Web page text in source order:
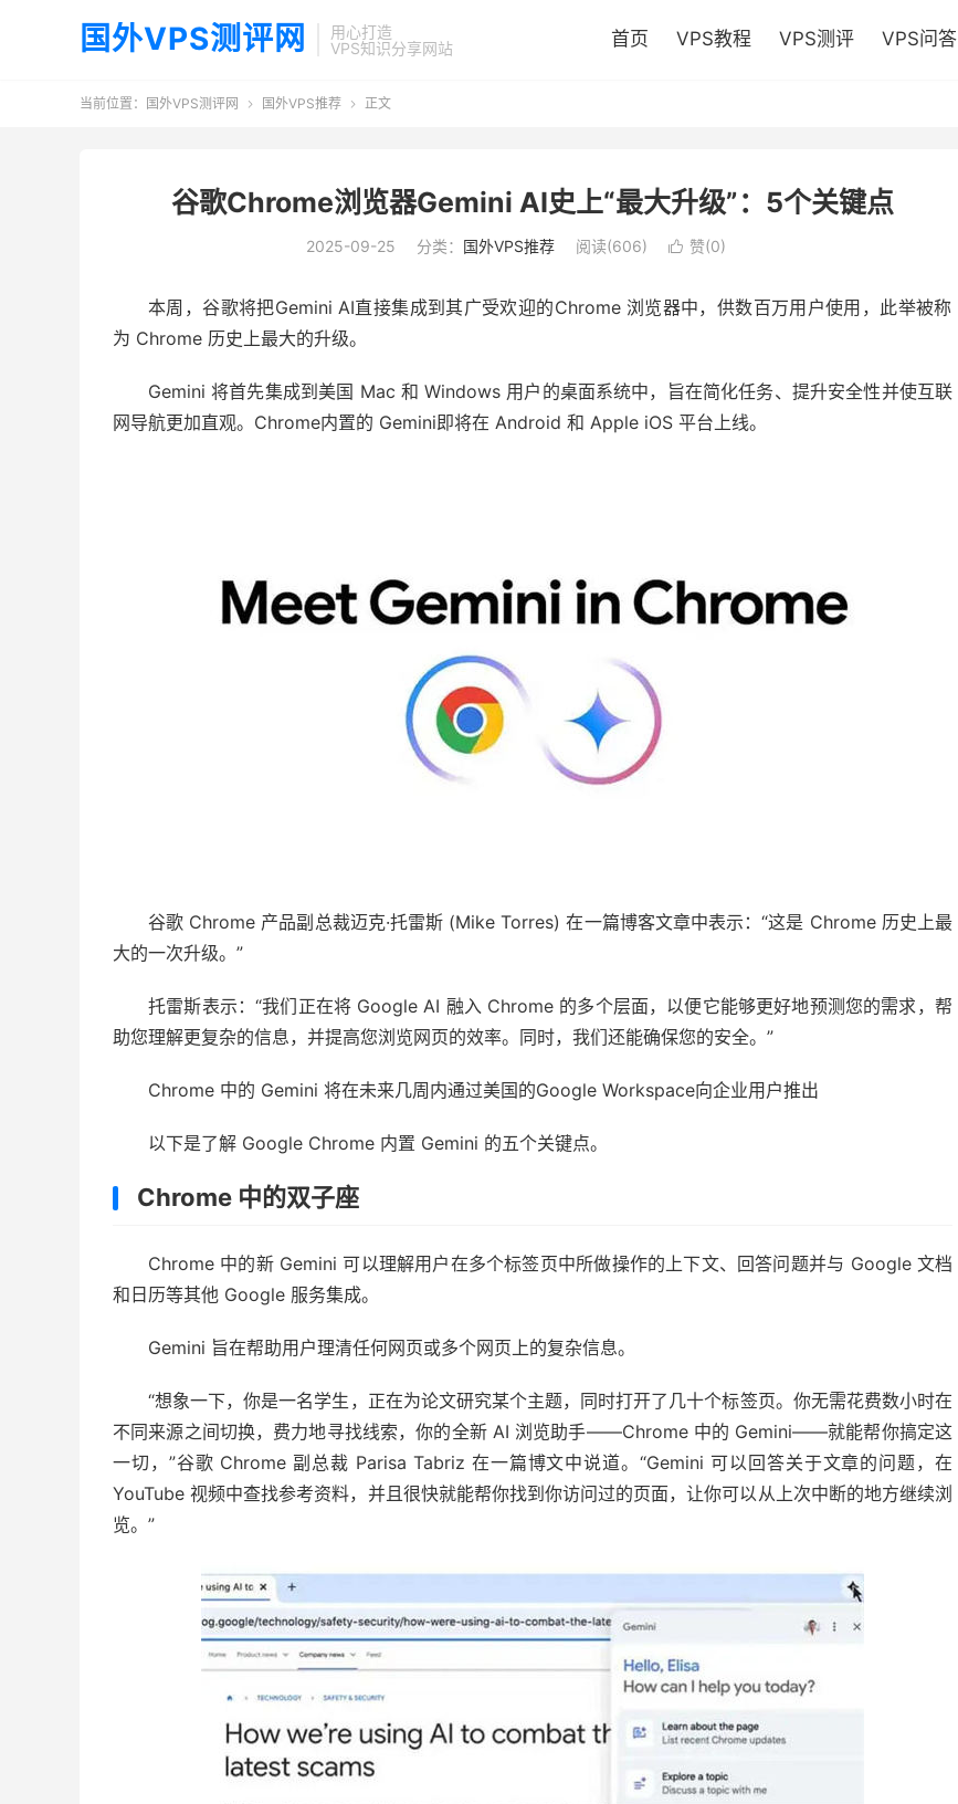
国外VPS测评网
用心打造
VPS知识分享网站
首页 VPS教程 VPS测评 VPS问答
当前位置： 国外VPS测评网  国外VPS推荐  正文
谷歌Chrome浏览器Gemini AI史上“最大升级”：5个关键点
2025-09-25 分类： 国外VPS推荐 阅读(606)  赞(0)
本周，谷歌将把Gemini AI直接集成到其广受欢迎的Chrome 浏览器中，供数百万用户使用，此举被称
为 Chrome 历史上最大的升级。
Gemini 将首先集成到美国 Mac 和 Windows 用户的桌面系统中，旨在简化任务、提升安全性并使互联
网导航更加直观。Chrome内置的 Gemini即将在 Android 和 Apple iOS 平台上线。
谷歌 Chrome 产品副总裁迈克·托雷斯 (Mike Torres) 在一篇博客文章中表示：“这是 Chrome 历史上最
大的一次升级。”
托雷斯表示：“我们正在将 Google AI 融入 Chrome 的多个层面，以便它能够更好地预测您的需求，帮
助您理解更复杂的信息，并提高您浏览网页的效率。同时，我们还能确保您的安全。”
Chrome 中的 Gemini 将在未来几周内通过美国的Google Workspace向企业用户推出
以下是了解 Google Chrome 内置 Gemini 的五个关键点。
Chrome 中的双子座
Chrome 中的新 Gemini 可以理解用户在多个标签页中所做操作的上下文、回答问题并与 Google 文档
和日历等其他 Google 服务集成。
Gemini 旨在帮助用户理清任何网页或多个网页上的复杂信息。
“想象一下，你是一名学生，正在为论文研究某个主题，同时打开了几十个标签页。你无需花费数小时在
不同来源之间切换，费力地寻找线索，你的全新 AI 浏览助手——Chrome 中的 Gemini——就能帮你搞定这
一切，”谷歌 Chrome 副总裁 Parisa Tabriz 在一篇博文中说道。“Gemini 可以回答关于文章的问题，在
YouTube 视频中查找参考资料，并且很快就能帮你找到你访问过的页面，让你可以从上次中断的地方继续浏
览。”